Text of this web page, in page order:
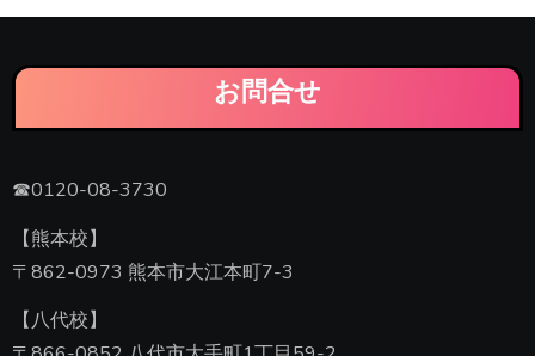
お問合せ
☎0120-08-3730
【熊本校】
〒862-0973 熊本市大江本町7-3
【八代校】